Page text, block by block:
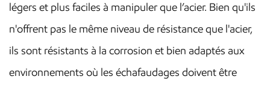
légers et plus faciles à manipuler que l’acier. Bien qu'ils
n'offrent pas le même niveau de résistance que l'acier,
ils sont résistants à la corrosion et bien adaptés aux
environnements où les échafaudages doivent être